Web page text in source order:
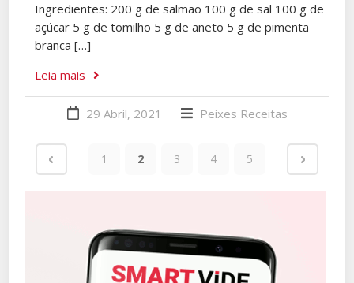
Ingredientes: 200 g de salmão 100 g de sal 100 g de
açúcar 5 g de tomilho 5 g de aneto 5 g de pimenta
branca […]
Leia mais
29 Abril, 2021 Peixes Receitas
1 2 3 4 5